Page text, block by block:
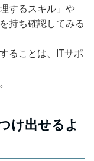
するスキル」や
持ち確認してみる
ることは、ITサポ
け出せるよ